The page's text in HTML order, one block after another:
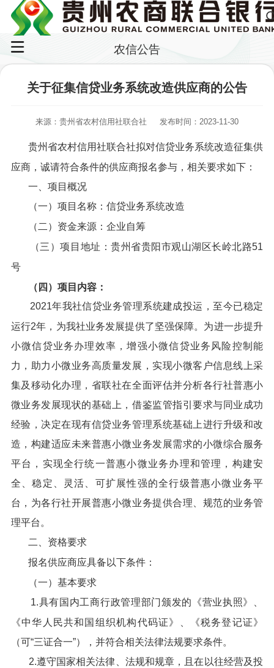
农信公告
关于征集信贷业务系统改造供应商的公告
来源：贵州省农村信用社联合社 发布时间：2023-11-30
贵州省农村信用社联合社拟对信贷业务系统改造征集供
应商，诚请符合条件的供应商报名参与，相关要求如下：
一、项目概况
（一）项目名称：信贷业务系统改造
（二）资金来源：企业自筹
（三）项目地址：贵州省贵阳市观山湖区长岭北路51
号
（四）项目内容：
2021年我社信贷业务管理系统建成投运，至今已稳定
运行2年，为我社业务发展提供了坚强保障。为进一步提升
小微信贷业务办理效率，增强小微信贷业务风险控制能
力，助力小微业务高质量发展，实现小微客户信息线上采
集及移动化办理，省联社在全面评估并分析各行社普惠小
微业务发展现状的基础上，借鉴监管指引要求与同业成功
经验，决定在现有信贷业务管理系统基础上进行升级和改
造，构建适应未来普惠小微业务发展需求的小微综合服务
平台，实现全行统一普惠小微业务办理和管理，构建安
全、稳定、灵活、可扩展性强的全行级普惠小微业务平
台，为各行社开展普惠小微业务提供合理、规范的业务管
理平台。
二、资格要求
报名供应商应具备以下条件：
（一）基本要求
1.具有国内工商行政管理部门颁发的《营业执照》、
《中华人民共和国组织机构代码证》、《税务登记证》
（可“三证合一”），并符合相关法律法规要求条件。
2.遵守国家相关法律、法规和规章，且在以往经营及投